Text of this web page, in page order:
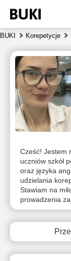
BUKI Korepetycje
Cześć! Jestem
uczniów szkół
oraz języka
udzielania
Stawiam na
prowadzenia
7
8
Brak
dostępnych
terminów